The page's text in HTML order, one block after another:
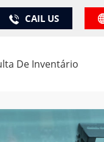
CAIL US
De Inventário